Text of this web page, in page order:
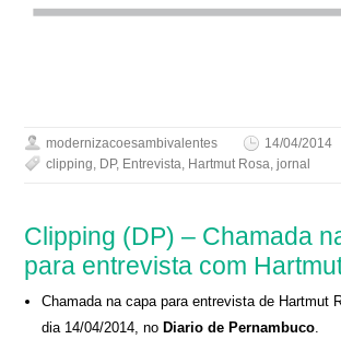
modernizacoesambivalentes 14/04/2014
clipping, DP, Entrevista, Hartmut Rosa,jornal
Clipping (DP) – Chamada
para entrevista com
Chamada na capa para entrevista de Hartmut
dia 14/04/2014, no Diario de Pernambuco.